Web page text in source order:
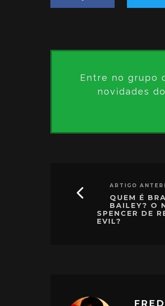
Entre no grupo
novidades
ARTIGO
QUEM É
BAILEY? O
SPENCER DE
EVIL?